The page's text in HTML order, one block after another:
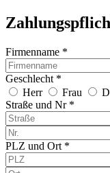
Firmenname *
Geschlecht *
Herr
Frau
Straße und Nr *
PLZ und Ort *